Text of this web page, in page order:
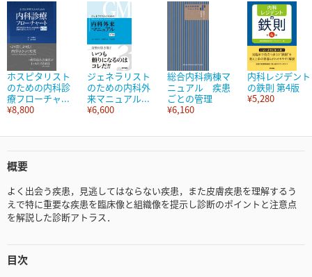
ホスピタリスト
のための内科診
療フローチャ...
¥8,800
ジェネラリスト
のための内科外
来マニュアル...
¥6,600
総合内科病棟マ
ニュアル 疾患
ごとの管理
¥6,160
内科レジデント
の鉄則 第4版
¥5,280
概要
よく出会う疾患，見逃してはならない疾患，また皮膚疾患を理解するう
えで特に重要な疾患を臨床像と組織像を提示し診断のポイントと注意点
を解説した診断アトラス．
目次